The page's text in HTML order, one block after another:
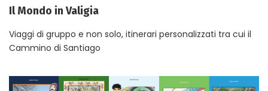
Il Mondo in Valigia
Viaggi di gruppo e non solo, itinerari personalizzati tra cui il
Cammino di Santiago